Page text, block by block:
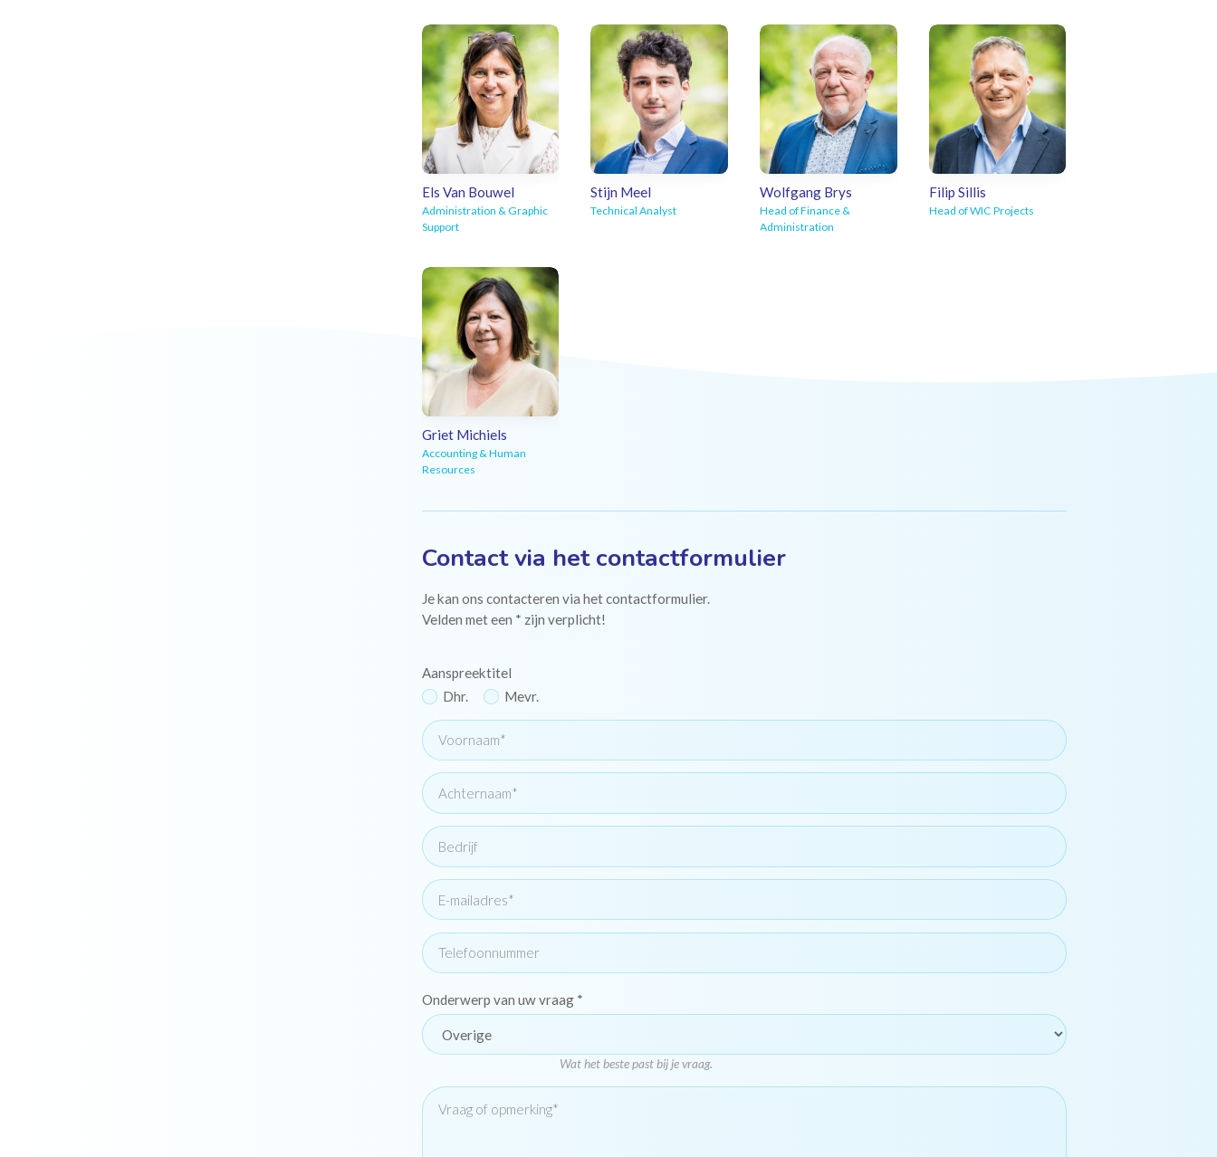
Mail Isabel
Mail Liesbet
Mail Michel Mail Tom
Els Van Bouwel
Administration & Graphic
Support
Mail Els
Stijn Meel
Technical Analyst
Wolfgang Brys
Head of Finance &
Administration
Filip Sillis
Head of WIC Projects
Griet Michiels
Accounting & Human
Resources
Contact via het contactformulier
Je kan ons contacteren via het contactformulier.
Velden met een * zijn verplicht!
Aanspreektitel
Dhr.
Mevr.
Onderwerp van uw vraag
Wat het beste past bij je vraag.